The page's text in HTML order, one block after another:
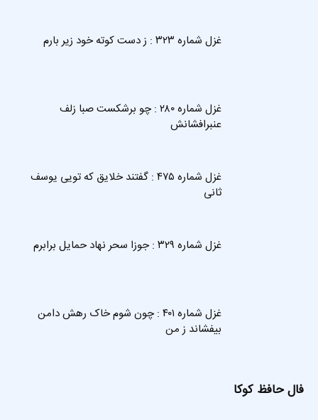
غزل شماره ۳۲۳ : ز دست کوته خود زیر بارم
غزل شماره ۲۸۰ : چو برشکست صبا زلف
عنبرافشانش
غزل شماره ۴۷۵ : گفتند خلایق که تویی یوسف
ثانی
غزل شماره ۳۲۹ : جوزا سحر نهاد حمایل برابرم
غزل شماره ۴۰۱ : چون شوم خاک رهش دامن
بیفشاند ز من
فال حافظ کوکا